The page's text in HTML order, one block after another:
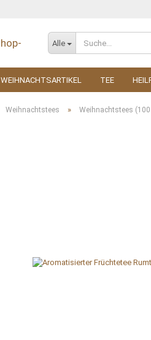
Alle
WEIHNACHTSARTIKEL TEE
Weihnachtstees » Weihnachtstees (100